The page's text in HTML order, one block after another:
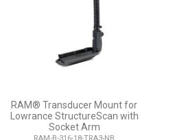
RAM® Transducer Mount for
Lowrance StructureScan with
Socket Arm